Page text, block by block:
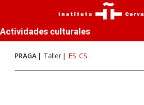
Actividades culturales
PRAGA Taller ES CS